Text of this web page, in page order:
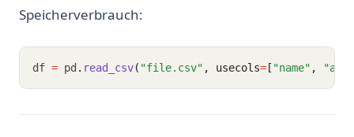
Speicherverbrauch:
df = pd . read_csv( "file.csv" , usecols= [ "name" , "age"